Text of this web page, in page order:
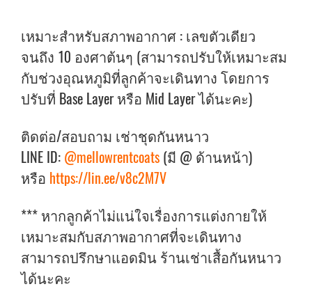
เหมาะสำหรับสภาพอากาศ : เลขตัวเดียว
จนถึง 10 องศาต้นๆ (สามารถปรับให้เหมาะสม
กับช่วงอุณหภูมิที่ลูกค้าจะเดินทาง โดยการ
ปรับที่ Base Layer หรือ Mid Layer ได้นะคะ)
ติดต่อ/สอบถาม เช่าชุดกันหนาว
LINE ID: @mellowrentcoats (มี @ ด้านหน้า)
หรือ https://lin.ee/v8c2M7V
*** หากลูกค้าไม่แน่ใจเรื่องการแต่งกายให้
เหมาะสมกับสภาพอากาศที่จะเดินทาง
สามารถปรึกษาแอดมิน ร้านเช่าเสื้อกันหนาว
ได้นะคะ